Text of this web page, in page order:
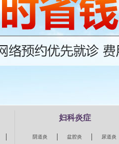
妇科炎症
阴道炎 盆腔炎 尿道炎